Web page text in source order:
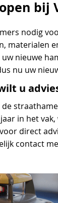
bij
nodig
materialen
nieuwe
nu uw
u
in het
direct
contact